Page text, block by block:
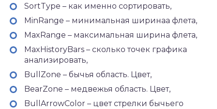
SortType – как именно сортировать,
MinRange – минимальная ширинaа флета,
MaxRange – максимальная ширина флета,
MaxHistoryBars – сколько точек графика
анализировать,
BullZone – бычья область. Цвет,
BearZone – медвежья область. Цвет,
BullArrowColor – цвет стрелки бычьего